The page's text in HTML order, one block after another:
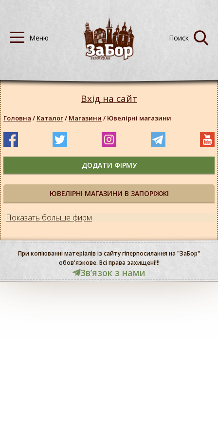
ЮВЕЛІРНІ МАГАЗИНИ В ЗАПОРІЖЖІ
Показать больше фирм
Вхід на сайт
Головна / Каталог/ Магазини / Ювелірні магазини
ДОДАТИ ФІРМУ
При копіюванні матеріалів із сайту гіперпосилання на "ЗаБор"
обов'язкове. Всі права захищені!!!
Звʼязок з нами